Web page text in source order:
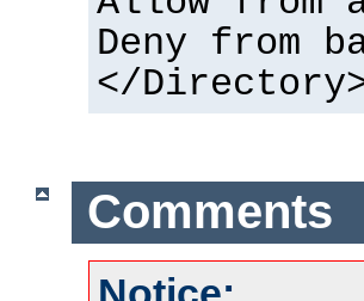
Deny from
</
Comments